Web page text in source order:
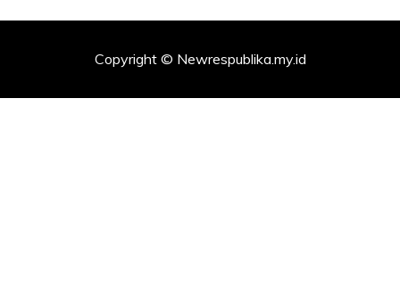
Copyright © Newrespublika.my.id